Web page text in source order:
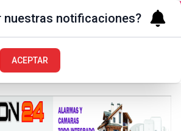
nuestras notificaciones?
ACEPTAR